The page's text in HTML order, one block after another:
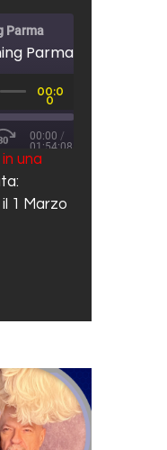
Parma
Parma 1 Marzo 2023
00:0
0
SECONDS
FAST FORWARD 30
00:00 /
01:54:08
SHARE
una
1 Marzo